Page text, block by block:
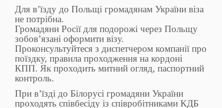
Для в’їзду до Польщі громадянам України віза
не потрібна.
Громадяни Росії для подорожі через Польщу
зобов’язані оформити візу.
Проконсультуйтеся з диспетчером компанії про
поїздку, правила проходження на кордоні
КПП. Як проходить митний огляд, паспортний
контроль.
При в’їзді до Білорусі громадяни України
проходять співбесіду із співробітниками КДБ